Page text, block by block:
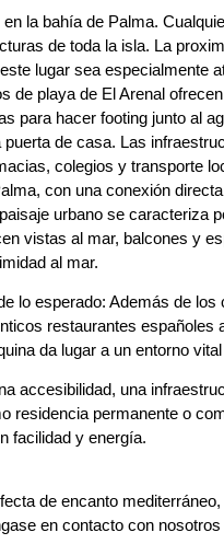
la bahía de Palma.
de toda la isla. La
lugar sea especialmente
de playa de El Arenal
para hacer footing junto al
de casa. Las
colegios y transporte
con una conexión
urbano se caracteriza
vistas al mar, balcones y
al mar.
lo esperado: Además de
restaurantes españoles
da lugar a un entorno
accesibilidad, una
residencia permanente o
facilidad y energía.
de encanto
en contacto con